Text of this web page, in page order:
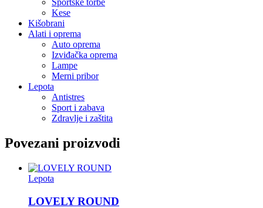
Sportske torbe
Kese
Kišobrani
Alati i oprema
Auto oprema
Izviđačka oprema
Lampe
Merni pribor
Lepota
Antistres
Sport i zabava
Zdravlje i zaštita
Povezani proizvodi
Lepota
LOVELY ROUND